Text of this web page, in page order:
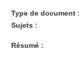
Type de document :
Sujets :
Résumé :